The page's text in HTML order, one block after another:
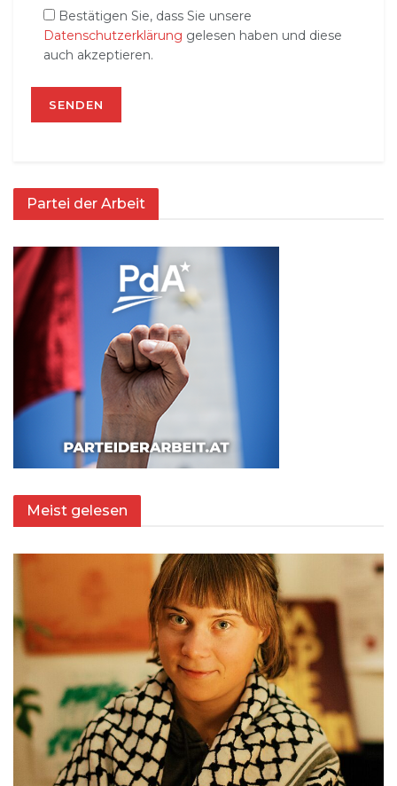
Bestätigen Sie, dass Sie unsere
Datenschutzerklärung gelesen haben und diese
auch akzeptieren.
Partei der Arbeit
Meist gelesen